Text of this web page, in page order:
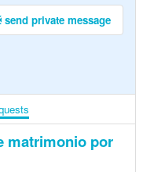
send private message
matrimonio por